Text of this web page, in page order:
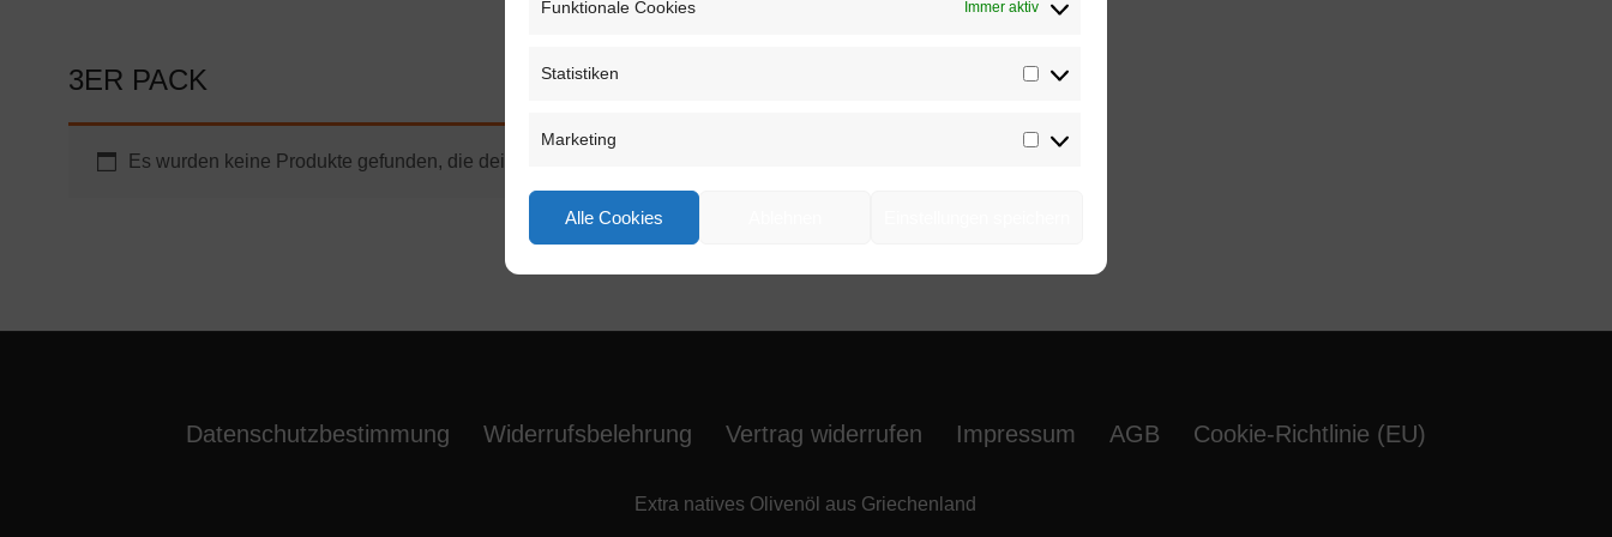
Funktionale Cookies Immer aktiv
Statistiken
Marketing
Alle Cookies
3ER PACK
Es wurden keine Produkte gefunden, die deiner Auswahl entsprechen.
Datenschutzbestimmung Widerrufsbelehrung Vertrag widerrufen Impressum AGB Cookie-Richtlinie (EU)
Extra natives Olivenöl aus Griechenland